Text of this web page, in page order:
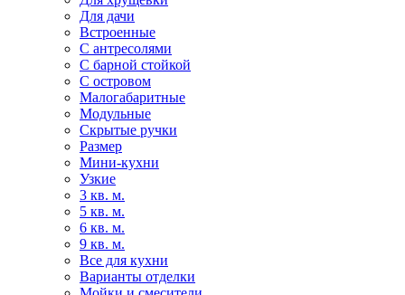
Для дачи
Встроенные
С антресолями
С барной стойкой
С островом
Малогабаритные
Модульные
Скрытые ручки
Размер
Мини-кухни
Узкие
3 кв. м.
5 кв. м.
6 кв. м.
9 кв. м.
Все для кухни
Варианты отделки